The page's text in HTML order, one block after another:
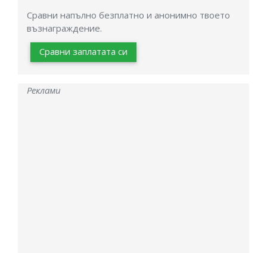
Сравни напълно безплатно и анонимно твоето
възнаграждение.
Сравни заплатата си
Реклами